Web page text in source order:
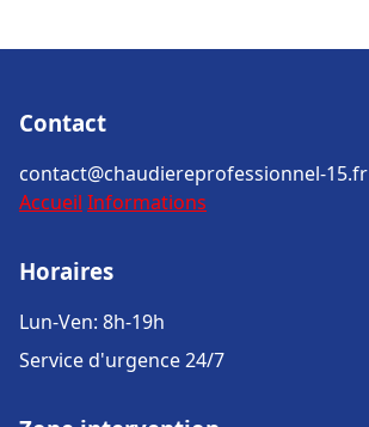
Contact
contact@chaudiereprofessionnel-15.fr
Accueil Informations
Horaires
Lun-Ven: 8h-19h
Service d'urgence 24/7